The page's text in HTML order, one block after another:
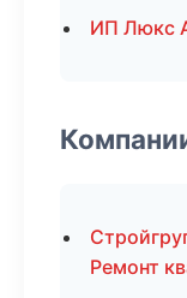
ИП Люкс
Ремонт